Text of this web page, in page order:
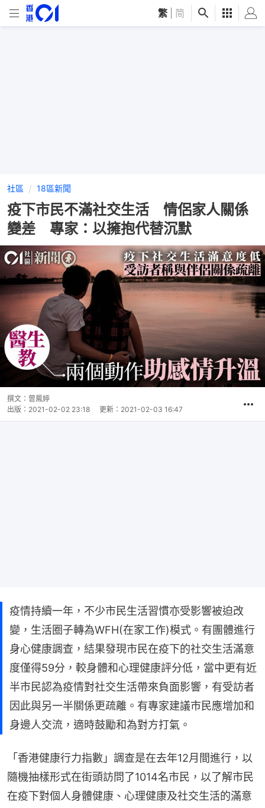
繁 简
社區 18區新聞
疫下市民不滿社交生活 情侶家人關係
變差 專家：以擁抱代替沉默
撰文： 曾鳳婷
出版： 2021-02-02 23:18 更新： 2021-02-03 16:47
疫情持續一年，不少市民生活習慣亦受影響被迫改
變，生活圈子轉為WFH(在家工作)模式。有團體進行
身心健康調查，結果發現市民在疫下的社交生活滿意
度僅得59分，較身體和心理健康評分低，當中更有近
半市民認為疫情對社交生活帶來負面影響，有受訪者
因此與另一半關係更疏離。有專家建議市民應增加和
身邊人交流，適時鼓勵和為對方打氣。
「香港健康行力指數」調查是在去年12月間進行，以
隨機抽樣形式在街頭訪問了1014名市民，以了解市民
在疫下對個人身體健康、心理健康及社交生活的滿意